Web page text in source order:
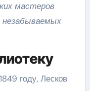
мастеров
незабываемых
году, Лесков